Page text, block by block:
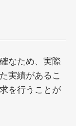
なため、実際
実績があるこ
を行うことが